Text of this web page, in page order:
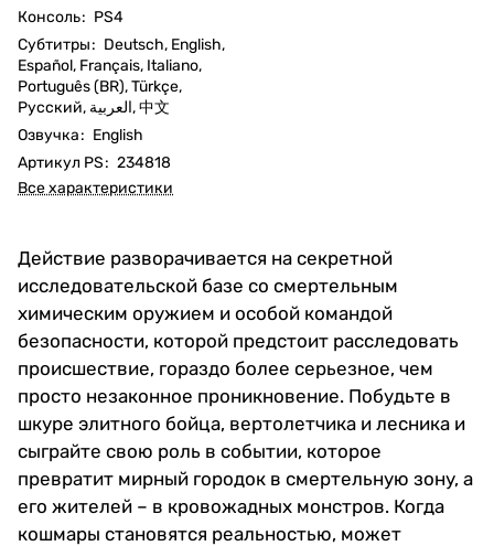
Консоль: PS4
Субтитры: Deutsch, English,
Español, Français, Italiano,
Português (BR), Türkçe,
Русский, العربية, 中文
Озвучка: English
Артикул PS: 234818
Все характеристики
Действие разворачивается на секретной
исследовательской базе со смертельным
химическим оружием и особой командой
безопасности, которой предстоит расследовать
происшествие, гораздо более серьезное, чем
просто незаконное проникновение. Побудьте в
шкуре элитного бойца, вертолетчика и лесника и
сыграйте свою роль в событии, которое
превратит мирный городок в смертельную зону, а
его жителей – в кровожадных монстров. Когда
кошмары становятся реальностью, может